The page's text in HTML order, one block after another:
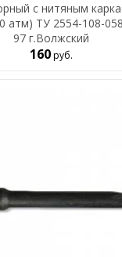
с нитяным
атм) ТУ 2554-108-
97 г.Волжский
160руб.